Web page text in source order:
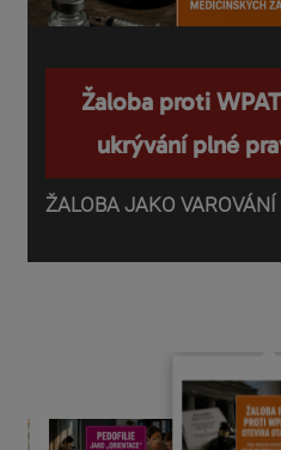
Žaloba proti
ukrývání plné
ŽALOBA JAKO VAROVÁNÍ